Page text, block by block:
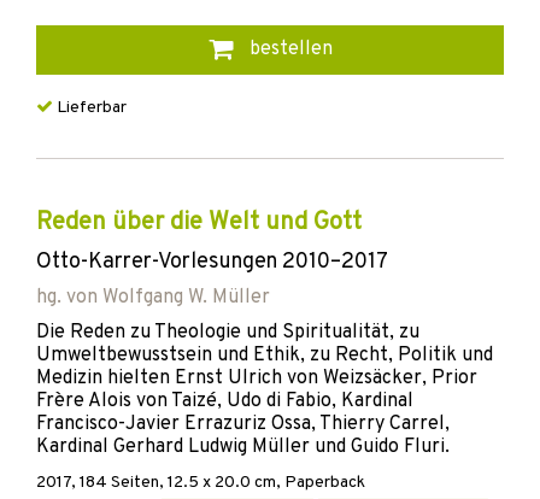
bestellen
Lieferbar
Reden über die Welt und Gott
Otto-Karrer-Vorlesungen 2010–2017
hg. von Wolfgang W. Müller
Die Reden zu Theologie und Spiritualität, zu
Umweltbewusstsein und Ethik, zu Recht, Politik und
Medizin hielten Ernst Ulrich von Weizsäcker, Prior
Frère Alois von Taizé, Udo di Fabio, Kardinal
Francisco-Javier Errazuriz Ossa, Thierry Carrel,
Kardinal Gerhard Ludwig Müller und Guido Fluri.
2017, 184 Seiten, 12.5 x 20.0 cm, Paperback